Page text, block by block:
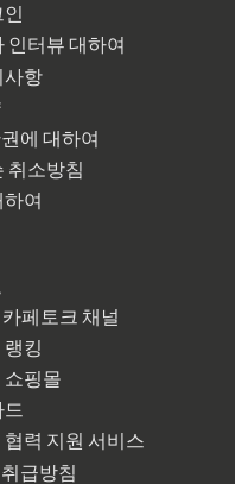
인터뷰 대하여
사항
에 대하여
취소방침
하여
페토크 채널
킹
쇼핑몰
력 지원 서비스
급방침